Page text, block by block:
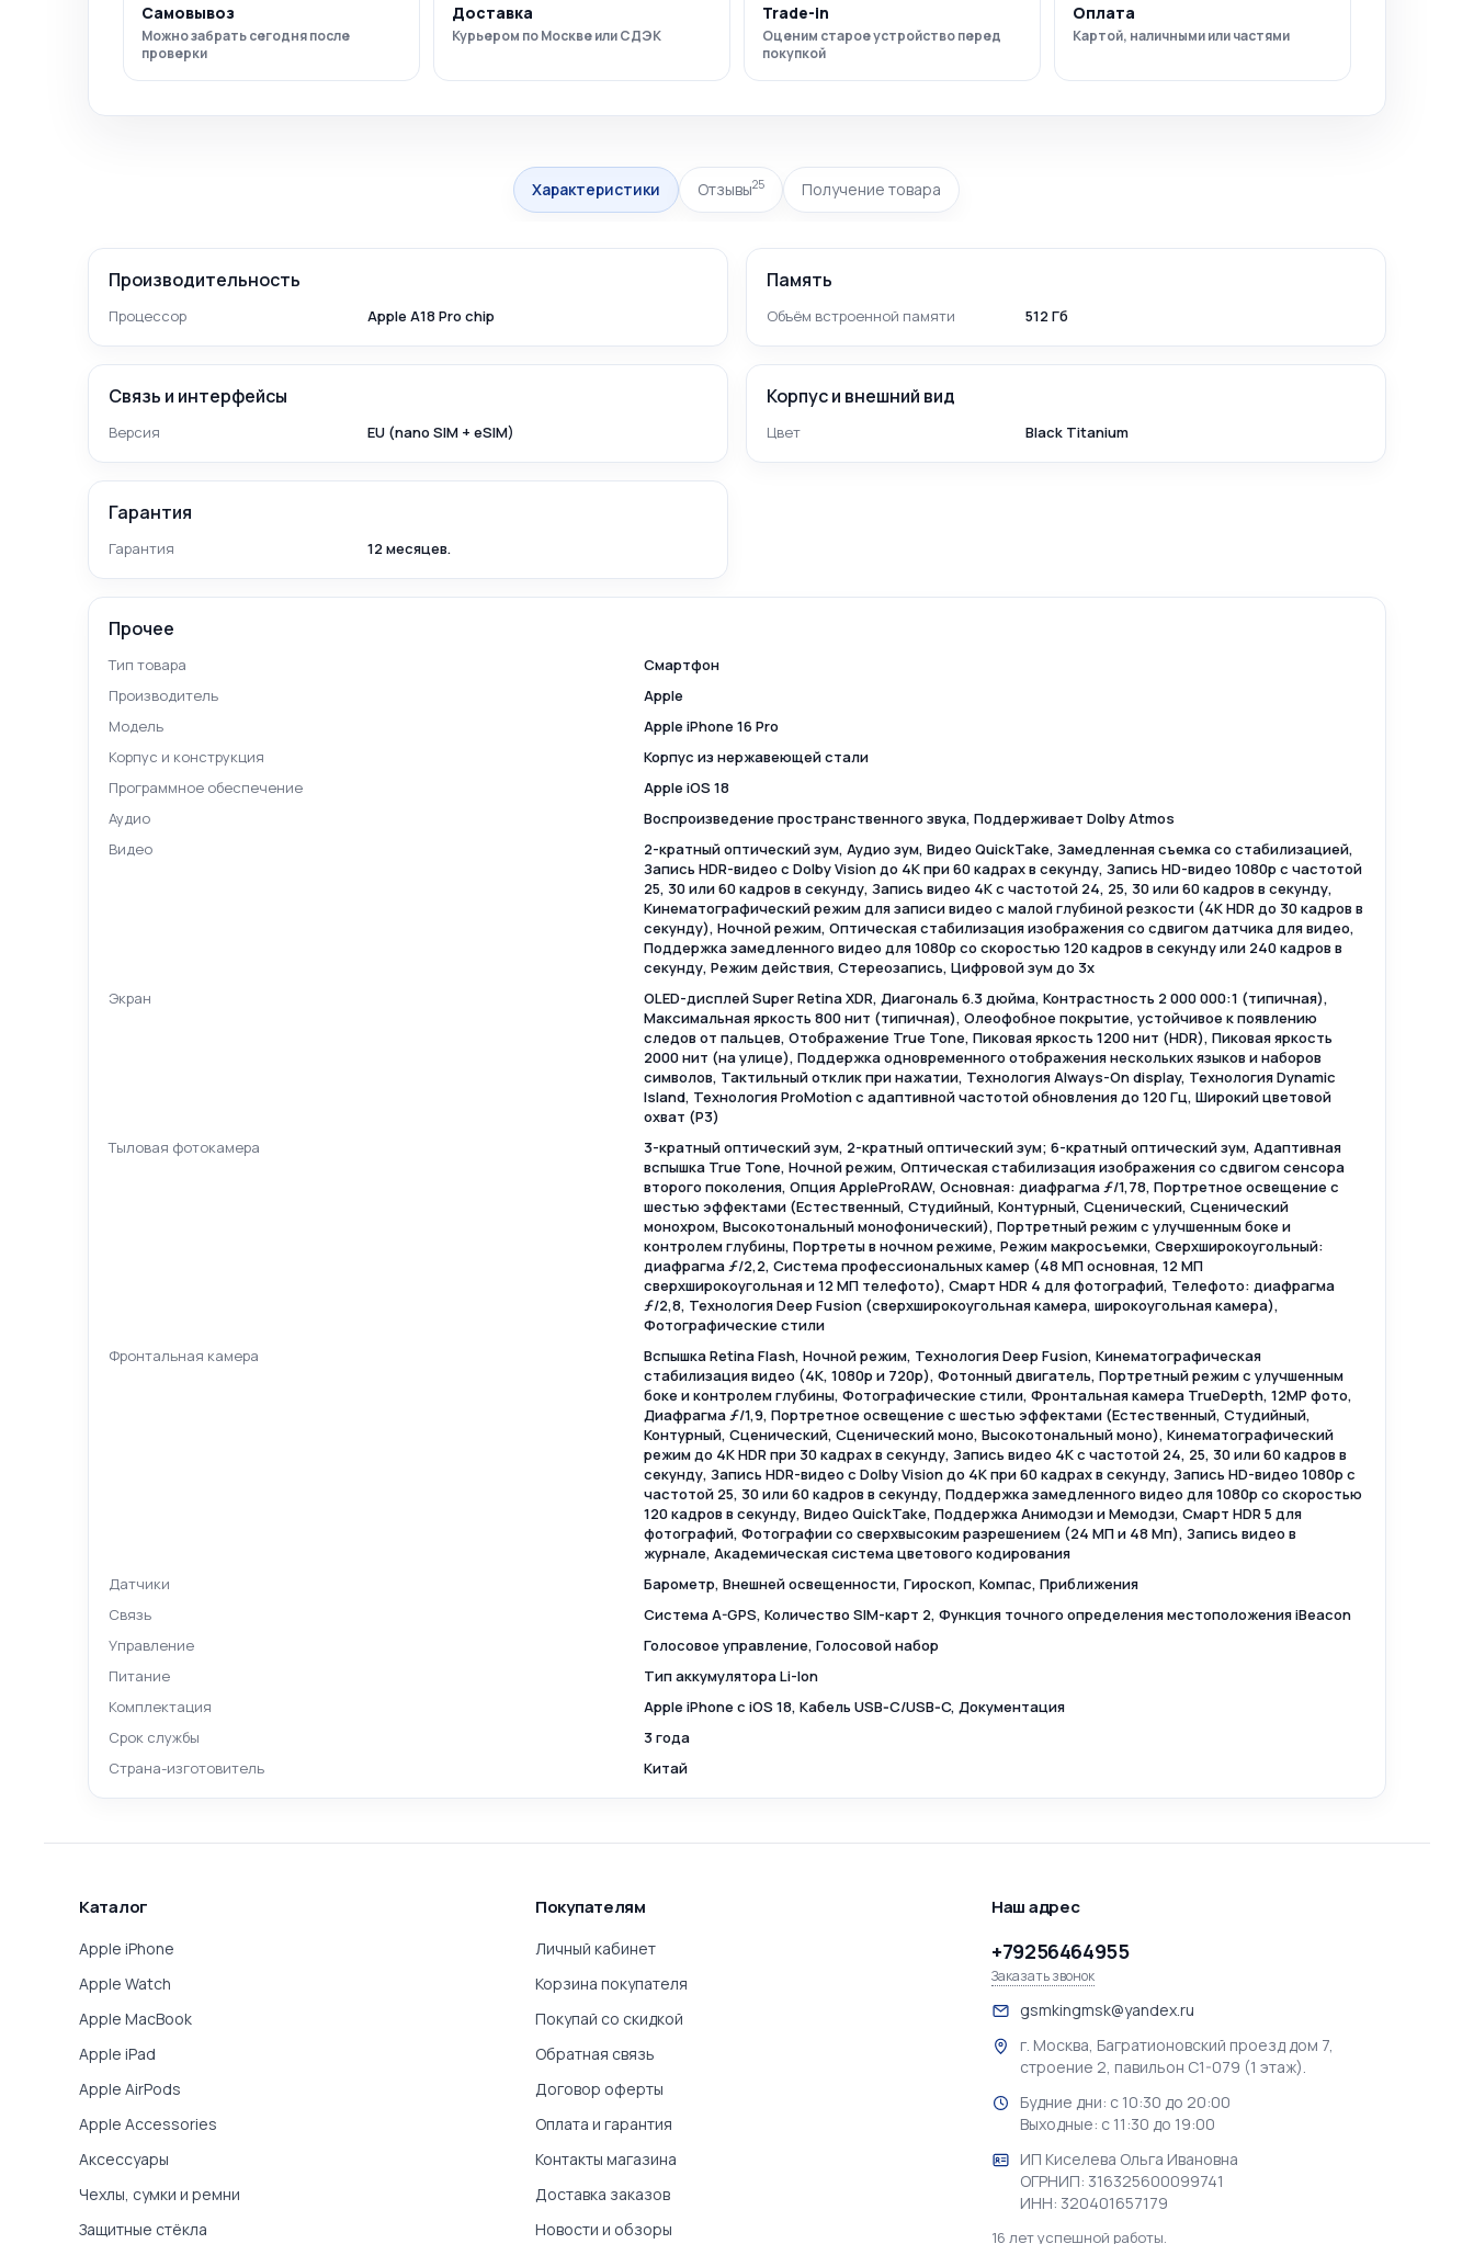
Самовывоз
Можно забрать сегодня после
проверки
Доставка
Курьером по Москве или СДЭК
Trade-in
Оценим старое устройство перед
покупкой
Оплата
Картой, наличными или частями
Характеристики Отзывы25 Получение товара
Производительность
Процессор Apple A18 Pro chip
Память
Объём встроенной памяти 512 Гб
Связь и интерфейсы
Версия EU (nano SIM + eSIM)
Корпус и внешний вид
Цвет Black Titanium
Гарантия
Гарантия 12 месяцев.
Прочее
Тип товара
Смартфон
Производитель
Apple
Модель
Apple iPhone 16 Pro
Корпус и конструкция
Корпус из нержавеющей стали
Программное обеспечение
Apple iOS 18
Аудио
Воспроизведение пространственного звука, Поддерживает Dolby Atmos
Видео
2-кратный оптический зум, Аудио зум, Видео QuickTake, Замедленная съемка со стабилизацией,
Запись HDR-видео с Dolby Vision до 4K при 60 кадрах в секунду, Запись HD-видео 1080p с частотой
25, 30 или 60 кадров в секунду, Запись видео 4K с частотой 24, 25, 30 или 60 кадров в секунду,
Кинематографический режим для записи видео с малой глубиной резкости (4K HDR до 30 кадров в
секунду), Ночной режим, Оптическая стабилизация изображения со сдвигом датчика для видео,
Поддержка замедленного видео для 1080p со скоростью 120 кадров в секунду или 240 кадров в
секунду, Режим действия, Стереозапись, Цифровой зум до 3x
Экран
OLED-дисплей Super Retina XDR, Диагональ 6.3 дюйма, Контрастность 2 000 000:1 (типичная),
Максимальная яркость 800 нит (типичная), Олеофобное покрытие, устойчивое к появлению
следов от пальцев, Отображение True Tone, Пиковая яркость 1200 нит (HDR), Пиковая яркость
2000 нит (на улице), Поддержка одновременного отображения нескольких языков и наборов
символов, Тактильный отклик при нажатии, Технология Always-On display, Технология Dynamic
Island, Технология ProMotion с адаптивной частотой обновления до 120 Гц, Широкий цветовой
охват (P3)
Тыловая фотокамера
3-кратный оптический зум, 2-кратный оптический зум; 6-кратный оптический зум, Адаптивная
вспышка True Tone, Ночной режим, Оптическая стабилизация изображения со сдвигом сенсора
второго поколения, Опция AppleProRAW, Основная: диафрагма ƒ/1,78, Портретное освещение с
шестью эффектами (Естественный, Студийный, Контурный, Сценический, Сценический
монохром, Высокотональный монофонический), Портретный режим с улучшенным боке и
контролем глубины, Портреты в ночном режиме, Режим макросъемки, Сверхширокоугольный:
диафрагма ƒ/2,2, Система профессиональных камер (48 МП основная, 12 МП
сверхширокоугольная и 12 МП телефото), Смарт HDR 4 для фотографий, Телефото: диафрагма
ƒ/2,8, Технология Deep Fusion (сверхширокоугольная камера, широкоугольная камера),
Фотографические стили
Фронтальная камера
Вспышка Retina Flash, Ночной режим, Технология Deep Fusion, Кинематографическая
стабилизация видео (4K, 1080p и 720p), Фотонный двигатель, Портретный режим с улучшенным
боке и контролем глубины, Фотографические стили, Фронтальная камера TrueDepth, 12MP фото,
Диафрагма ƒ/1,9, Портретное освещение с шестью эффектами (Естественный, Студийный,
Контурный, Сценический, Сценический моно, Высокотональный моно), Кинематографический
режим до 4K HDR при 30 кадрах в секунду, Запись видео 4K с частотой 24, 25, 30 или 60 кадров в
секунду, Запись HDR-видео с Dolby Vision до 4K при 60 кадрах в секунду, Запись HD-видео 1080p с
частотой 25, 30 или 60 кадров в секунду, Поддержка замедленного видео для 1080p со скоростью
120 кадров в секунду, Видео QuickTake, Поддержка Анимодзи и Мемодзи, Смарт HDR 5 для
фотографий, Фотографии со сверхвысоким разрешением (24 МП и 48 Мп), Запись видео в
журнале, Академическая система цветового кодирования
Датчики
Барометр, Внешней освещенности, Гироскоп, Компас, Приближения
Связь
Cистема A-GPS, Количество SIM-карт 2, Функция точного определения местоположения iBeacon
Управление
Голосовое управление, Голосовой набор
Питание
Тип аккумулятора Li-Ion
Комплектация
Apple iPhone с iOS 18, Кабель USB‑C/USB‑C, Документация
Срок службы
3 года
Страна-изготовитель
Китай
Каталог
Apple iPhone
Apple Watch
Apple MacBook
Apple iPad
Apple AirPods
Apple Accessories
Аксессуары
Чехлы, сумки и ремни
Защитные стёкла
Покупателям
Личный кабинет
Корзина покупателя
Покупай со скидкой
Обратная связь
Договор оферты
Оплата и гарантия
Контакты магазина
Доставка заказов
Новости и обзоры
Наш адрес
+79256464955
Заказать звонок
gsmkingmsk@yandex.ru
г. Москва, Багратионовский проезд дом 7,
строение 2, павильон С1-079 (1 этаж).
Будние дни: с 10:30 до 20:00
Выходные: с 11:30 до 19:00
ИП Киселева Ольга Ивановна
ОГРНИП: 316325600099741
ИНН: 320401657179
16 лет успешной работы.